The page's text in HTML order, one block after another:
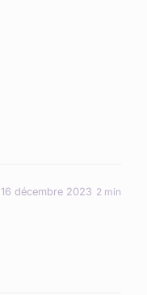
16 décembre 2023 2 min